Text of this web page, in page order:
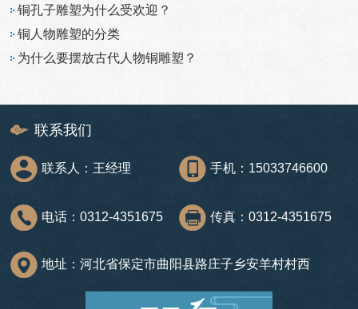
铜孔子雕塑为什么受欢迎？
铜人物雕塑的分类
为什么要摆放古代人物铜雕塑？
联系我们
联系人：王经理 手机：15033746600
电话：0312-4351675 传真：0312-4351675
地址：河北省保定市曲阳县路庄子乡安羊村村西